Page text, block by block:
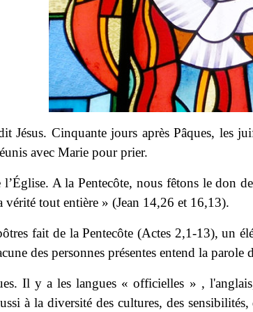
Jésus. Cinquante jours après Pâques,
avec Marie pour prier.
A la Pentecôte, nous fêtons le don
tout entière » (Jean 14,26 et 16,13).
fait de la Pentecôte (Actes 2,1-13), un
des personnes présentes entend la parole
Il y a les langues « officielles » ,
à la diversité des cultures, des